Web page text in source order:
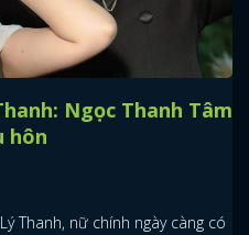
Ngọc Thanh Tâm
hôn
Thanh, nữ chính ngày càng có